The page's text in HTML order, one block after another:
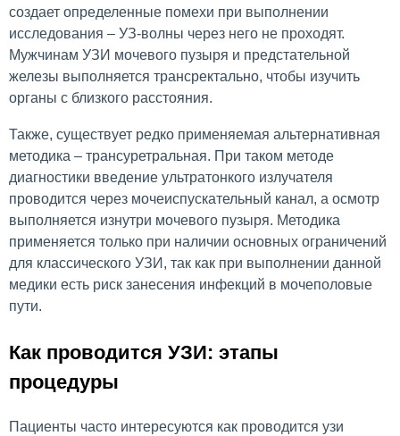
создает определенные помехи при выполнении
исследования – УЗ-волны через него не проходят.
Мужчинам УЗИ мочевого пузыря и предстательной
железы выполняется трансректально, чтобы изучить
органы с близкого расстояния.
Также, существует редко применяемая альтернативная
методика – трансуретральная. При таком методе
диагностики введение ультратонкого излучателя
проводится через мочеиспускательный канал, а осмотр
выполняется изнутри мочевого пузыря. Методика
применяется только при наличии основных ограничений
для классического УЗИ, так как при выполнении данной
медики есть риск занесения инфекций в мочеполовые
пути.
Как проводится УЗИ: этапы
процедуры
Пациенты часто интересуются как проводится узи